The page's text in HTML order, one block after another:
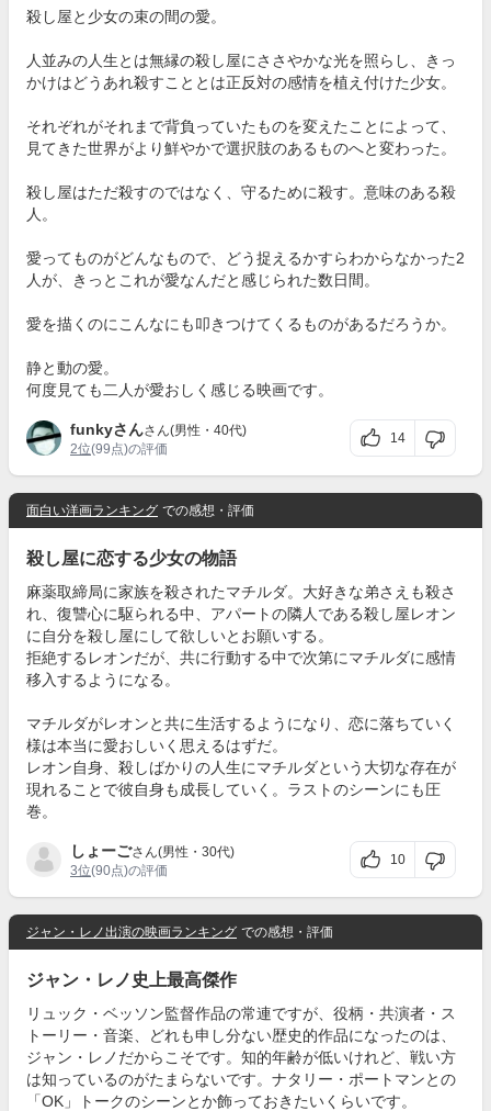
殺し屋と少女の束の間の愛。
人並みの人生とは無縁の殺し屋にささやかな光を照らし、きっ
かけはどうあれ殺すこととは正反対の感情を植え付けた少女。
それぞれがそれまで背負っていたものを変えたことによって、
見てきた世界がより鮮やかで選択肢のあるものへと変わった。
殺し屋はただ殺すのではなく、守るために殺す。意味のある殺
人。
愛ってものがどんなもので、どう捉えるかすらわからなかった2
人が、きっとこれが愛なんだと感じられた数日間。
愛を描くのにこんなにも叩きつけてくるものがあるだろうか。
静と動の愛。
何度見ても二人が愛おしく感じる映画です。
funkyさんさん(男性・40代)
2位(99点)の評価
14
面白い洋画ランキング での感想・評価
殺し屋に恋する少女の物語
麻薬取締局に家族を殺されたマチルダ。大好きな弟さえも殺さ
れ、復讐心に駆られる中、アパートの隣人である殺し屋レオン
に自分を殺し屋にして欲しいとお願いする。
拒絶するレオンだが、共に行動する中で次第にマチルダに感情
移入するようになる。
マチルダがレオンと共に生活するようになり、恋に落ちていく
様は本当に愛おしいく思えるはずだ。
レオン自身、殺しばかりの人生にマチルダという大切な存在が
現れることで彼自身も成長していく。ラストのシーンにも圧
巻。
しょーごさん(男性・30代)
3位(90点)の評価
10
ジャン・レノ出演の映画ランキング での感想・評価
ジャン・レノ史上最高傑作
リュック・ベッソン監督作品の常連ですが、役柄・共演者・ス
トーリー・音楽、どれも申し分ない歴史的作品になったのは、
ジャン・レノだからこそです。知的年齢が低いけれど、戦い方
は知っているのがたまらないです。ナタリー・ポートマンとの
「OK」トークのシーンとか飾っておきたいくらいです。